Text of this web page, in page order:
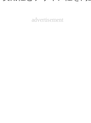
advertisement